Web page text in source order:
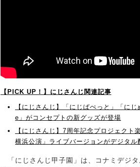
【PICK UP！】にじさんじ関連記事
【にじさんじ】「にじぱぺっと」「に
e」がコンセプトの新グッズが登場
【にじさんじ】7周年記念プロジェク
横浜公演」ライブバージョンがデジタル
「にじさんじ甲子園」は、コナミデジ